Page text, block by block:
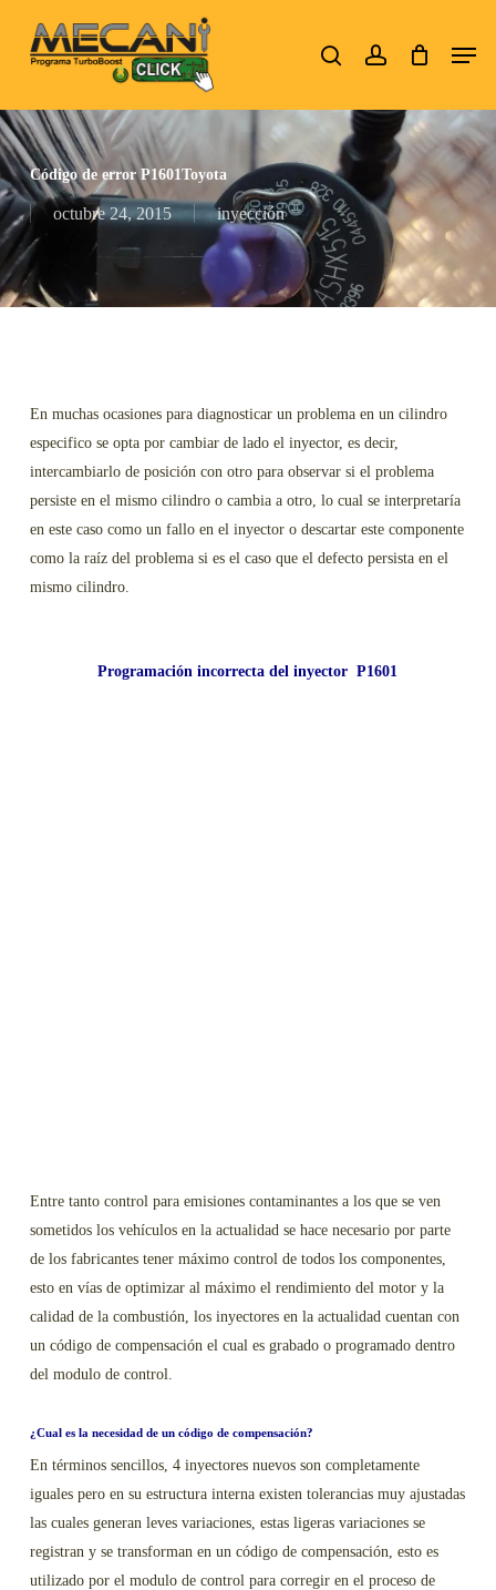
search account Menu
Código de error P1601Toyota
octubre 24, 2015 inyección
En muchas ocasiones para diagnosticar un problema en un cilindro
especifico se opta por cambiar de lado el inyector, es decir,
intercambiarlo de posición con otro para observar si el problema
persiste en el mismo cilindro o cambia a otro, lo cual se interpretaría
en este caso como un fallo en el inyector o descartar este componente
como la raíz del problema si es el caso que el defecto persista en el
mismo cilindro.
Programación incorrecta del inyector P1601
Entre tanto control para emisiones contaminantes a los que se ven
sometidos los vehículos en la actualidad se hace necesario por parte
de los fabricantes tener máximo control de todos los componentes,
esto en vías de optimizar al máximo el rendimiento del motor y la
calidad de la combustión, los inyectores en la actualidad cuentan con
un código de compensación el cual es grabado o programado dentro
del modulo de control.
¿Cual es la necesidad de un código de compensación?
En términos sencillos, 4 inyectores nuevos son completamente
iguales pero en su estructura interna existen tolerancias muy ajustadas
las cuales generan leves variaciones, estas ligeras variaciones se
registran y se transforman en un código de compensación, esto es
utilizado por el modulo de control para corregir en el proceso de
Close